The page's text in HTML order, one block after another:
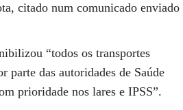
citado num comunicado enviado
“todos os transportes
parte das autoridades de Saúde
prioridade nos lares e IPSS”.